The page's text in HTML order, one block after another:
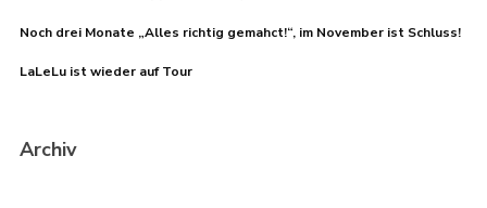
Noch drei Monate „Alles richtig gemahct!“, im November ist Schluss!
LaLeLu ist wieder auf Tour
Archiv